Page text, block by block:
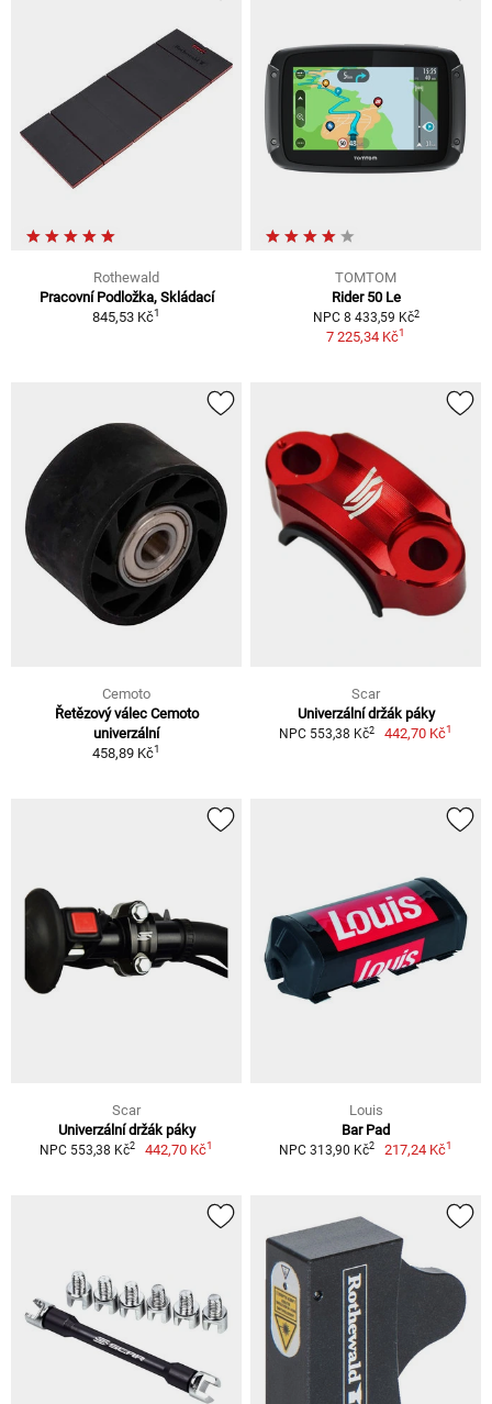
Rothewald
Pracovní Podložka, Skládací
845,53 Kč1
TOMTOM
Rider 50 Le
NPC 8 433,59 Kč2
7 225,34 Kč1
Cemoto
Řetězový válec Cemoto
univerzální
458,89 Kč1
Scar
Univerzální držák páky
NPC 553,38 Kč2 442,70 Kč1
Scar
Univerzální držák páky
NPC 553,38 Kč2 442,70 Kč1
Louis
Bar Pad
NPC 313,90 Kč2 217,24 Kč1